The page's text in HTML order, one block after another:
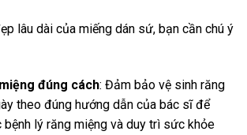
lâu dài của miếng dán sứ, bạn cần chú ý
đúng cách: Đảm bảo vệ sinh răng
theo đúng hướng dẫn của bác sĩ để
bệnh lý răng miệng và duy trì sức khỏe